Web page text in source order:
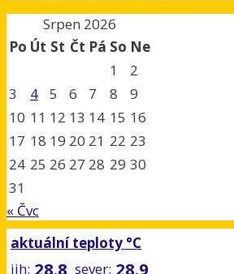
Srpen 2026
Po Út St Čt Pá So Ne
1
2
3
4 5 6 7 8
9
10 11 12 13 14 15 16
17 18 19 20 21 22 23
24 25 26 27 28 29 30
31
« Čvc
aktuální teploty °C
jih: 28.8 sever: 28.9